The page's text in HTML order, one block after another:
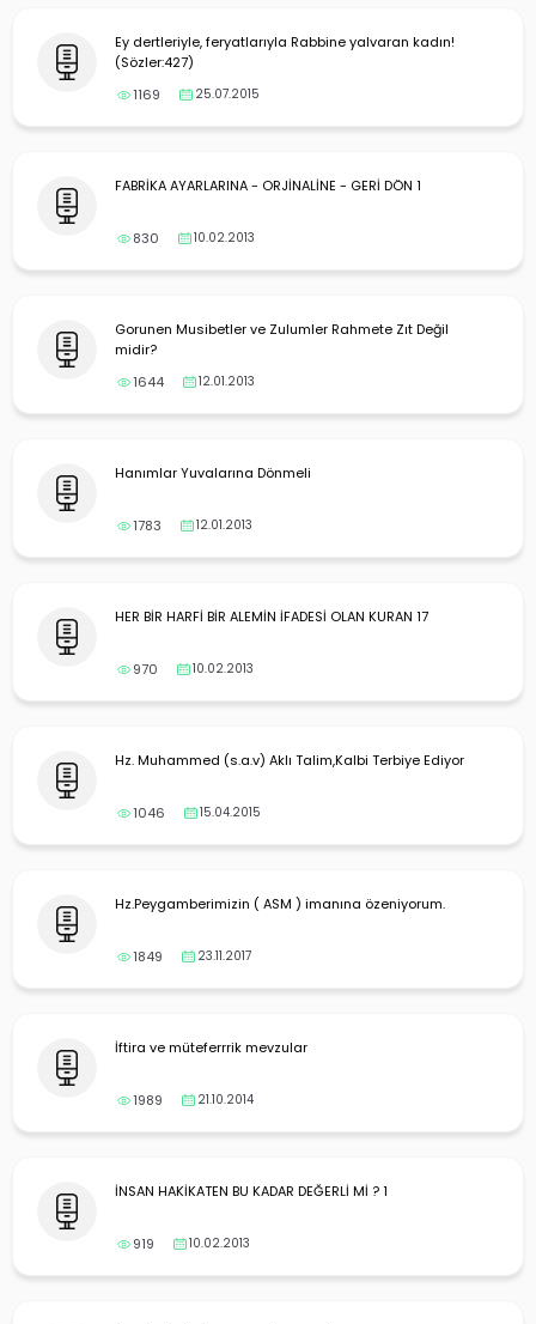
Ey dertleriyle, feryatlarıyla Rabbine yalvaran kadın!
(Sözler:427)
1169
25.07.2015
FABRİKA AYARLARINA - ORJİNALİNE - GERİ DÖN 1
830 10.02.2013
Gorunen Musibetler ve Zulumler Rahmete Zıt Değil
midir?
1644
12.01.2013
Hanımlar Yuvalarına Dönmeli
1783 12.01.2013
HER BİR HARFİ BİR ALEMİN İFADESİ OLAN KURAN 17
970 10.02.2013
Hz. Muhammed (s.a.v) Aklı Talim,Kalbi Terbiye Ediyor
1046 15.04.2015
Hz.Peygamberimizin ( ASM ) imanına özeniyorum.
1849 23.11.2017
İftira ve müteferrrik mevzular
1989 21.10.2014
İNSAN HAKİKATEN BU KADAR DEĞERLİ Mİ ? 1
919 10.02.2013